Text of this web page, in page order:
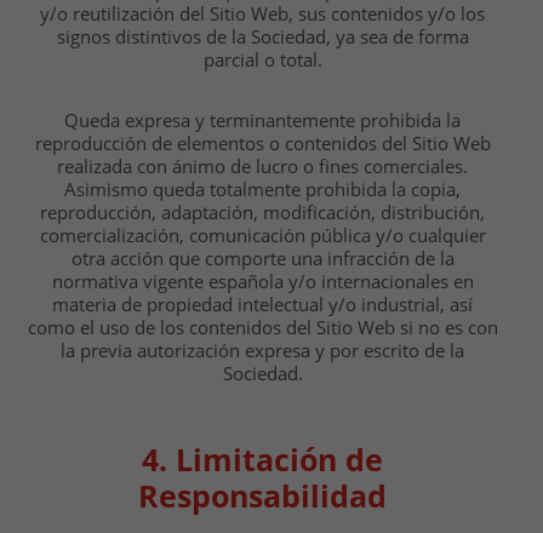
y/o reutilización del Sitio Web, sus contenidos y/o los
signos distintivos de la Sociedad, ya sea de forma
parcial o total.
Queda expresa y terminantemente prohibida la
reproducción de elementos o contenidos del Sitio Web
realizada con ánimo de lucro o fines comerciales.
Asimismo queda totalmente prohibida la copia,
reproducción, adaptación, modificación, distribución,
comercialización, comunicación pública y/o cualquier
otra acción que comporte una infracción de la
normativa vigente española y/o internacionales en
materia de propiedad intelectual y/o industrial, así
como el uso de los contenidos del Sitio Web si no es con
la previa autorización expresa y por escrito de la
Sociedad.
4. Limitación de
Responsabilidad